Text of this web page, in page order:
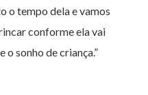
o tempo dela e vamos
conforme ela vai
sonho de criança.”